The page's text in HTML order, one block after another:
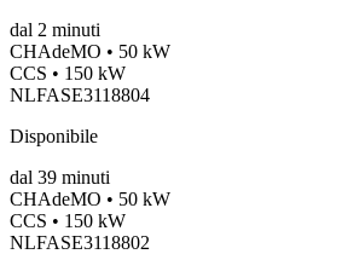
dal 2 minuti
CHAdeMO • 50 kW
CCS • 150 kW
NLFASE3118804
Disponibile
dal 39 minuti
CHAdeMO • 50 kW
CCS • 150 kW
NLFASE3118802